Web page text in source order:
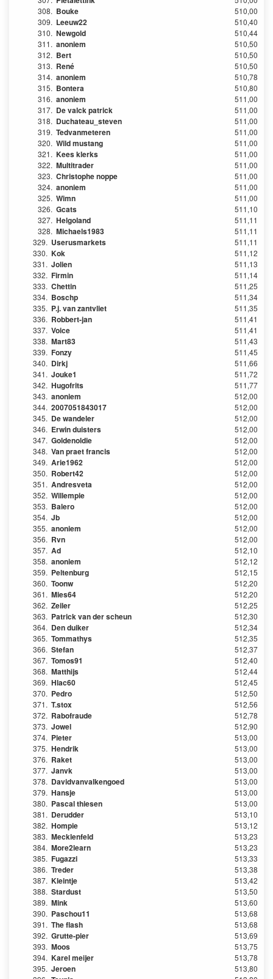
308. Bouke
510,00
309. Leeuw22
510,40
310. Newgold
510,44
311. anoniem
510,50
312. Bert
510,50
313. René
510,50
314. anoniem
510,78
315. Bontera
510,80
316. anoniem
511,00
317. De valck patrick
511,00
318. Duchateau_steven
511,00
319. Tedvanmeteren
511,00
320. Wild mustang
511,00
321. Kees klerks
511,00
322. Multitrader
511,00
323. Christophe noppe
511,00
324. anoniem
511,00
325. Wimn
511,00
326. Gcats
511,10
327. Helgoland
511,11
328. Michaels1983
511,11
329. Userusmarkets
511,11
330. Kok
511,12
331. Jolien
511,13
332. Firmin
511,14
333. Chettin
511,25
334. Boschp
511,34
335. P.j. van zantvliet
511,35
336. Robbert-jan
511,41
337. Voice
511,41
338. Mart83
511,43
339. Fonzy
511,45
340. Dirkj
511,66
341. Jouke1
511,72
342. Hugofrits
511,77
343. anoniem
512,00
344. 2007051843017
512,00
345. De wandeler
512,00
346. Erwin duisters
512,00
347. Goldenoldie
512,00
348. Van praet francis
512,00
349. Arie1962
512,00
350. Robert42
512,00
351. Andresveta
512,00
352. Willempie
512,00
353. Balero
512,00
354. Jb
512,00
355. anoniem
512,00
356. Rvn
512,00
357. Ad
512,10
358. anoniem
512,12
359. Peltenburg
512,15
360. Toonw
512,20
361. Mies64
512,20
362. Zeiler
512,25
363. Patrick van der scheun
512,30
364. Den duiker
512,34
365. Tommathys
512,35
366. Stefan
512,37
367. Tomos91
512,40
368. Matthijs
512,44
369. Hlac60
512,45
370. Pedro
512,50
371. T.stox
512,56
372. Rabofraude
512,78
373. Jowel
512,90
374. Pieter
513,00
375. Hendrik
513,00
376. Raket
513,00
377. Janvk
513,00
378. Davidvanvalkengoed
513,00
379. Hansje
513,00
380. Pascal thiesen
513,00
381. Derudder
513,10
382. Hompie
513,12
383. Mecklenfeld
513,23
384. More2learn
513,23
385. Fugazzi
513,33
386. Treder
513,38
387. Kleintje
513,42
388. Stardust
513,50
389. Mink
513,60
390. Paschou11
513,68
391. The flash
513,68
392. Grutte-pier
513,69
393. Moos
513,75
394. Karel meijer
513,78
395. Jeroen
513,80